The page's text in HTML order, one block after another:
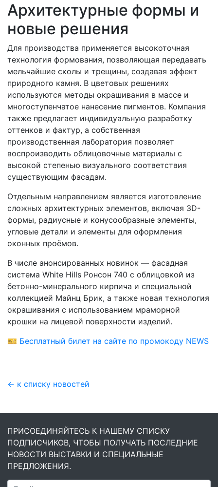
Архитектурные формы и
новые решения
Для производства применяется высокоточная
технология формования, позволяющая передавать
мельчайшие сколы и трещины, создавая эффект
природного камня. В цветовых решениях
используются методы окрашивания в массе и
многоступенчатое нанесение пигментов. Компания
также предлагает индивидуальную разработку
оттенков и фактур, а собственная
производственная лаборатория позволяет
воспроизводить облицовочные материалы с
высокой степенью визуального соответствия
существующим фасадам.
Отдельным направлением является изготовление
сложных архитектурных элементов, включая 3D-
формы, радиусные и конусообразные элементы,
угловые детали и элементы для оформления
оконных проёмов.
В числе анонсированных новинок — фасадная
система White Hills Ронсон 740 с облицовкой из
бетонно-минерального кирпича и специальной
коллекцией Майнц Брик, а также новая технология
окрашивания с использованием мраморной
крошки на лицевой поверхности изделий.
🎫 Бесплатный билет на сайте по промокоду NEWS
← к списку новостей
ПРИСОЕДИНЯЙТЕСЬ К НАШЕМУ СПИСКУ
ПОДПИСЧИКОВ, ЧТОБЫ ПОЛУЧАТЬ ПОСЛЕДНИЕ
НОВОСТИ ВЫСТАВКИ И СПЕЦИАЛЬНЫЕ
ПРЕДЛОЖЕНИЯ.